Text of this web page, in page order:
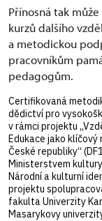
Přínosná tak
kurzů dalšího
a metodickou
pracovníkům
pedagogům.
Certifikovaná
dědictví pro
v rámci projektu
Edukace jako
České republiky“
Ministerstvem
Národní a kulturní
projektu
fakulta Univerzity
Masarykovy